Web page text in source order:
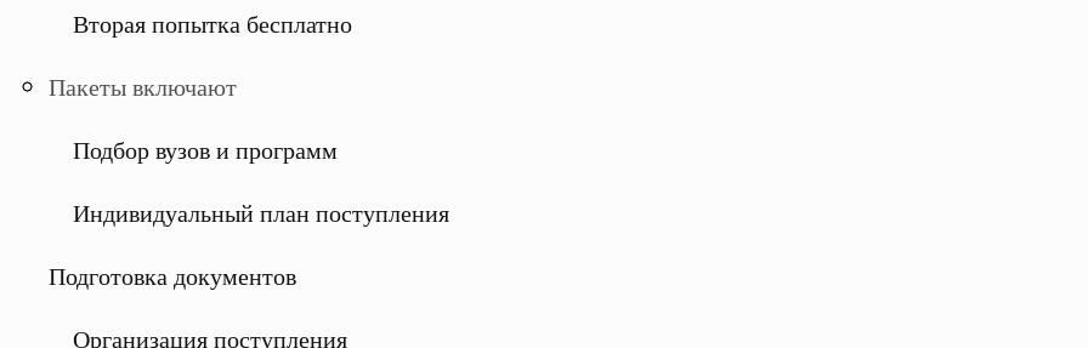
Вторая попытка бесплатно
Пакеты включают
Подбор вузов и программ
Индивидуальный план поступления
Подготовка документов
Организация поступления